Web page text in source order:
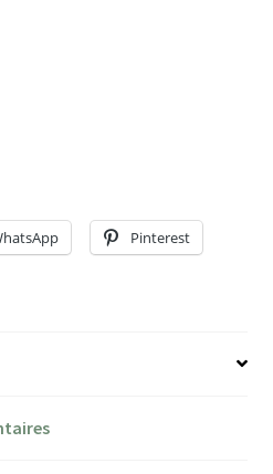
Pinterest